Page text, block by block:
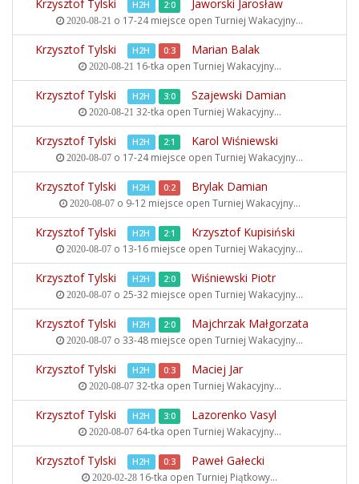
Krzysztof Tylski H2H 2:0 Jaworski Jarosław
2020-08-21 o 17-24 miejsce open Turniej Wakacyjny...
Krzysztof Tylski H2H 0:3 Marian Balak
2020-08-21 16-tka open Turniej Wakacyjny...
Krzysztof Tylski H2H 3:0 Szajewski Damian
2020-08-21 32-tka open Turniej Wakacyjny...
Krzysztof Tylski H2H 2:1 Karol Wiśniewski
2020-08-07 o 17-24 miejsce open Turniej Wakacyjny...
Krzysztof Tylski H2H 0:2 Brylak Damian
2020-08-07o 9-12 miejsce open Turniej Wakacyjny...
Krzysztof Tylski H2H 2:1 Krzysztof Kupisiński
2020-08-07 o 13-16 miejsce open Turniej Wakacyjny...
Krzysztof Tylski H2H 2:0 Wiśniewski Piotr
2020-08-07 o 25-32 miejsce open Turniej Wakacyjny...
Krzysztof Tylski H2H 2:0 Majchrzak Małgorzata
2020-08-07 o 33-48 miejsce open Turniej Wakacyjny...
Krzysztof Tylski H2H 0:3 Maciej Jar
2020-08-0732-tka open Turniej Wakacyjny...
Krzysztof Tylski H2H 3:0 Lazorenko Vasyl
2020-08-0764-tka open Turniej Wakacyjny...
Krzysztof Tylski H2H 0:3 Paweł Gałecki
2020-02-28 16-tka open Turniej Piątkowy...